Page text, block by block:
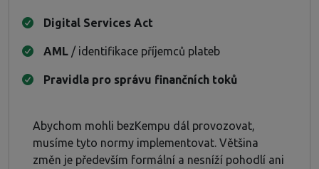
Digital Services Act
AML / identifikace příjemců plateb
Pravidla pro správu finančních toků
Abychom mohli bezKempu dál provozovat,
musíme tyto normy implementovat. Většina
změn je především formální a nesníží pohodlí ani